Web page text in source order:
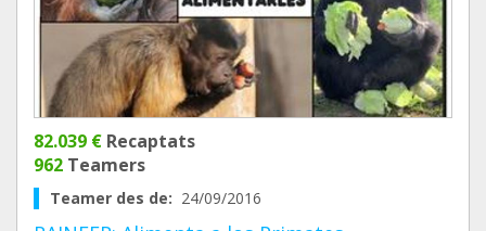
82.039 € Recaptats
962 Teamers
Teamer des de: 24/09/2016